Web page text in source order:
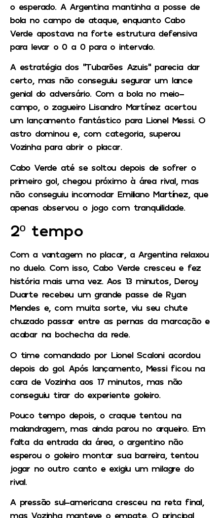
o esperado. A Argentina mantinha a posse de
bola no campo de ataque, enquanto Cabo
Verde apostava na forte estrutura defensiva
para levar o 0 a 0 para o intervalo.
A estratégia dos “Tubarões Azuis” parecia dar
certo, mas não conseguiu segurar um lance
genial do adversário. Com a bola no meio-
campo, o zagueiro Lisandro Martínez acertou
um lançamento fantástico para Lionel Messi.O
astro dominou e, com categoria, superou
Vozinha para abrir o placar.
Cabo Verde até se soltou depois de sofrer o
primeiro gol, chegou próximo à área rival, mas
não conseguiu incomodar Emiliano Martínez, que
apenas observou o jogo com tranquilidade.
2º tempo
Com a vantagem no placar, a Argentina relaxou
no duelo. Com isso, Cabo Verde cresceu e fez
história mais uma vez. Aos 13 minutos, Deroy
Duarterecebeu um grande passe de Ryan
Mendes e, com muita sorte, viu seu chute
chuzado passar entre as pernas da marcação e
acabar na bochecha da rede.
O time comandado por Lionel Scaloni acordou
depois do gol. Após lançamento, Messi ficou na
cara de Vozinha aos 17 minutos, mas não
conseguiu tirar do experiente goleiro.
Pouco tempo depois, o craque tentou na
malandragem, mas ainda parou no arqueiro. Em
falta da entrada da área, o argentino não
esperou o goleiro montar sua barreira, tentou
jogar no outro canto e exigiu um milagre do
rival.
A pressão sul-americana cresceu na reta final,
mas Vozinha manteve o empate. O principal